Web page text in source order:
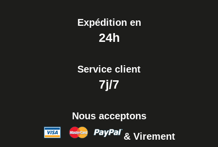
Expédition en
24h
Service client
7j/7
Nous acceptons
& Virement